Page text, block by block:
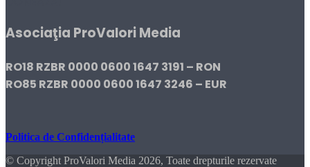
Asociaţia ProValori Media
RO18 RZBR 0000 0600 1647 3191 – RON
RO85 RZBR 0000 0600 1647 3246 – EUR
Politica de Confidențialitate
© Copyright ProValori Media 2026, Toate drepturile rezervate